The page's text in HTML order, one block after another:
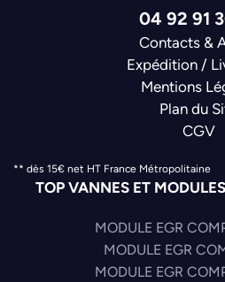
04 92 91
Contacts &
Expédition /
Mentions
Plan du
CGV
** dès 15€ net HT France Métropolitaine
TOP VANNES ET
MODULE EGR
MODULE EGR
MODULE EGR